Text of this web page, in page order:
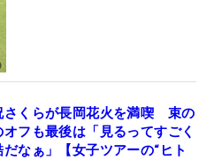
さくらが長岡花火を満喫 束の
オフも最後は「見るってすごく
だなぁ」【女子ツアーの“ヒト